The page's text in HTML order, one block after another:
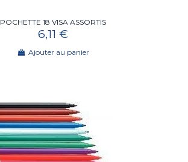
POCHETTE 18 VISA ASSORTIS
6,11 €
Ajouter au panier